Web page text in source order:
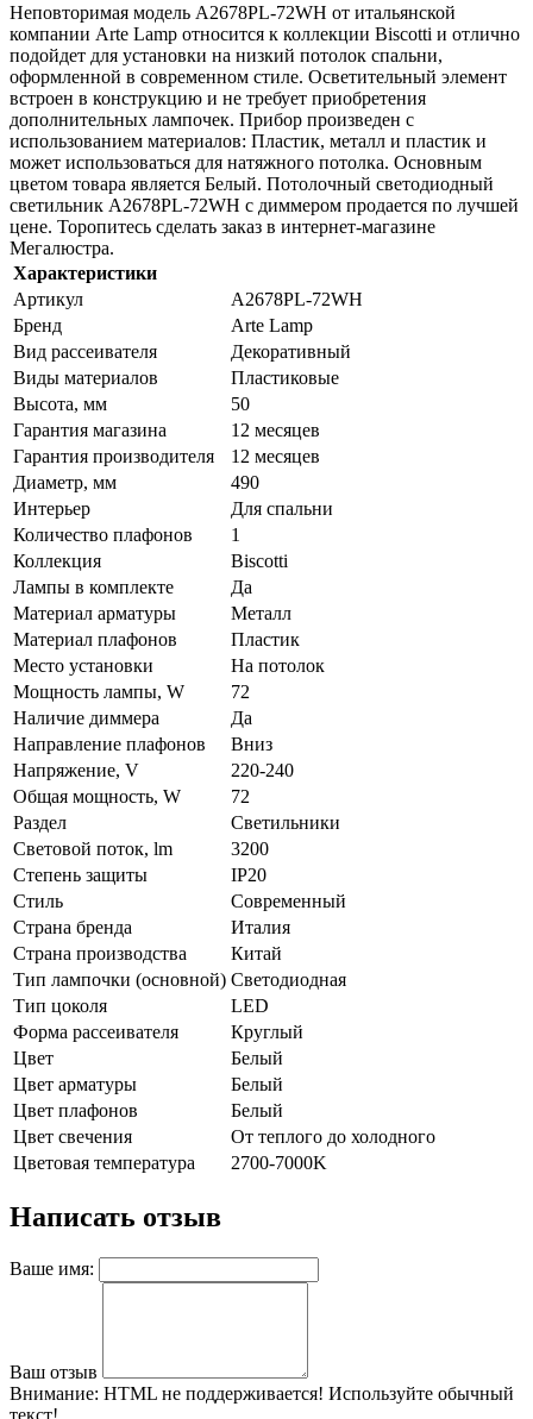
Неповторимая модель A2678PL-72WH от итальянской
компании Arte Lamp относится к коллекции Biscotti и отлично
подойдет для установки на низкий потолок спальни,
оформленной в современном стиле. Осветительный элемент
встроен в конструкцию и не требует приобретения
дополнительных лампочек. Прибор произведен с
использованием материалов: Пластик, металл и пластик и
может использоваться для натяжного потолка. Основным
цветом товара является Белый. Потолочный светодиодный
светильник A2678PL-72WH с диммером продается по лучшей
цене. Торопитесь сделать заказ в интернет-магазине
Мегалюстра.
Характеристики
Артикул
A2678PL-72WH
Бренд
Arte Lamp
Вид рассеивателя
Декоративный
Виды материалов
Пластиковые
Высота, мм
50
Гарантия магазина
12 месяцев
Гарантия производителя
12 месяцев
Диаметр, мм
490
Интерьер
Для спальни
Количество плафонов
1
Коллекция
Biscotti
Лампы в комплекте
Да
Материал арматуры
Металл
Материал плафонов
Пластик
Место установки
На потолок
Мощность лампы, W
72
Наличие диммера
Да
Направление плафонов
Вниз
Напряжение, V
220-240
Общая мощность, W
72
Раздел
Светильники
Световой поток, lm
3200
Степень защиты
IP20
Стиль
Современный
Страна бренда
Италия
Страна производства
Китай
Тип лампочки (основной) Светодиодная
Тип цоколя
LED
Форма рассеивателя
Круглый
Цвет
Белый
Цвет арматуры
Белый
Цвет плафонов
Белый
Цвет свечения
От теплого до холодного
Цветовая температура
2700-7000K
Написать отзыв
Ваше имя:
Ваш отзыв
Внимание: HTML не поддерживается! Используйте обычный
текст!